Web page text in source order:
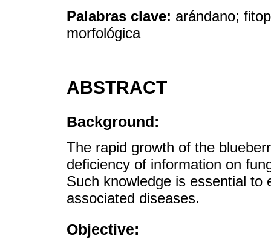
Palabras clave: arándano;
morfológica
ABSTRACT
Background:
The rapid growth of the
deficiency of information on
Such knowledge is essential to
associated diseases.
Objective: